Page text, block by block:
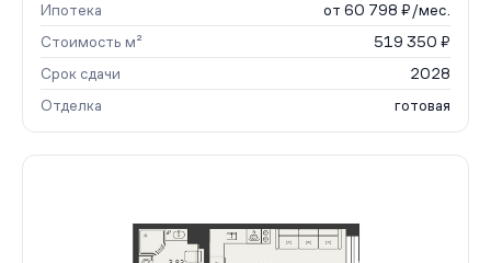
Ипотека
от 60 798 ₽/мес.
Стоимость м²
519 350 ₽
Срок сдачи
2028
Отделка
готовая